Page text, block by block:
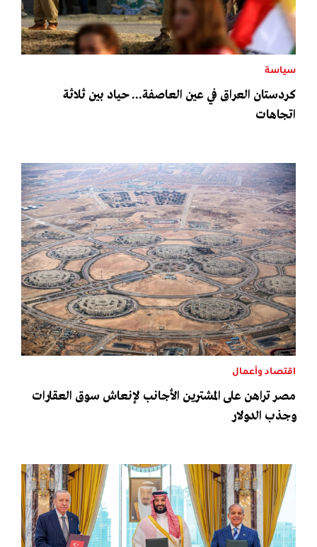
سياسة
كردستان العراق في عين العاصفة... حياد بين ثلاثة
اتجاهات
اقتصاد وأعمال
مصر تراهن على المشترين الأجانب لإنعاش سوق العقارات
وجذب الدولار